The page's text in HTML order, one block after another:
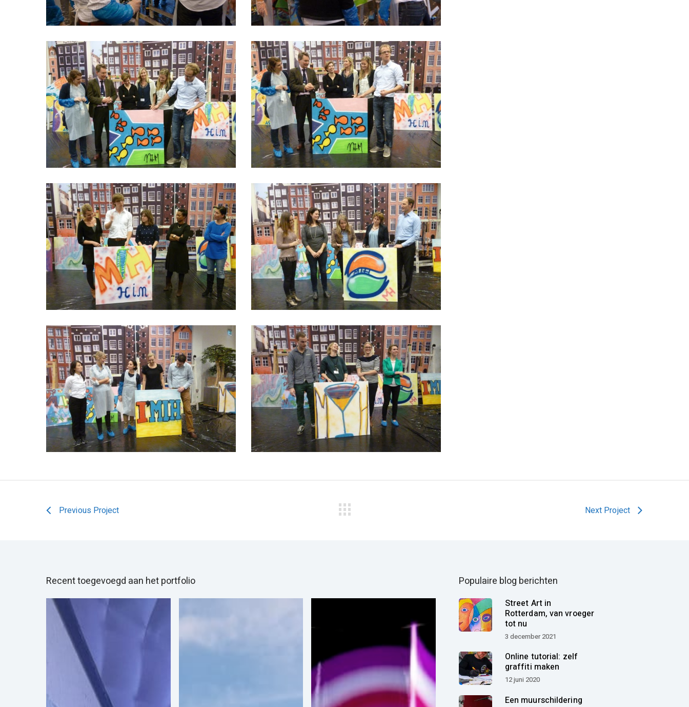
Previous Project Next Project
Recent toegevoegd aan het portfolio Populaire blog berichten
Street Art in
Rotterdam, van vroeger
tot nu
3 december 2021
Online tutorial: zelf
graffiti maken
12 juni 2020
Een muurschildering